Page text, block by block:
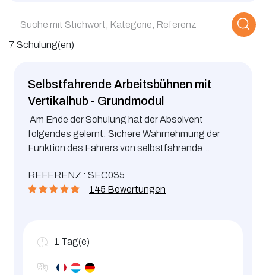
7 Schulung(en)
Selbstfahrende Arbeitsbühnen mit
Vertikalhub - Grundmodul
Am Ende der Schulung hat der Absolvent
folgendes gelernt: Sichere Wahrnehmung der
Funktion des Fahrers von selbstfahrende
Führens von selbstfahrenden Arbeitsbühnen mit
Vertikalhub Risiken beim Fahren und rechtliche
REFERENZ : SEC035
145 Bewertungen
1 Tag(e)